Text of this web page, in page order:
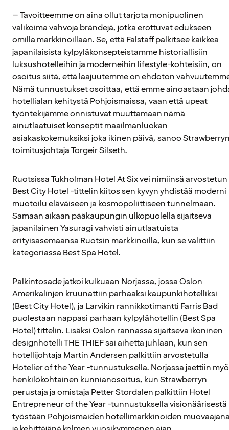
– Tavoitteemme on aina ollut tarjota monipuolinen
valikoima vahvoja brändejä, jotka erottuvat edukseen
omilla markkinoillaan. Se, että Falstaff palkitsee kaikkea
japanilaisista kylpyläkonsepteistamme historiallisiin
luksushotelleihin ja moderneihin lifestyle-kohteisiin, on
osoitus siitä, että laajuutemme on ehdoton
Nämä tunnustukset osoittaa, että emme ainoastaan
hotellialan kehitystä Pohjoismaissa, vaan että upeat
työntekijämme onnistuvat muuttamaan nämä
ainutlaatuiset konseptit maailmanluokan
asiakaskokemuksiksi joka ikinen päivä, sanoo
toimitusjohtaja Torgeir Silseth.
Ruotsissa Tukholman Hotel At Six vei nimiinsä arvostetun
Best City Hotel -tittelin kiitos sen kyvyn yhdistää moderni
muotoilu eläväiseen ja kosmopoliittiseen tunnelmaan.
Samaan aikaan pääkaupungin ulkopuolella sijaitseva
japanilainen Yasuragi vahvisti ainutlaatuista
erityisasemaansa Ruotsin markkinoilla, kun se valittiin
kategoriassa Best Spa Hotel.
Palkintosade jatkoi kulkuaan Norjassa, jossa Oslon
Amerikalinjen kruunattiin parhaaksi kaupunkihotelliksi
(Best City Hotel), ja Larvikin rannikkotimantti Farris Bad
puolestaan nappasi parhaan kylpylähotellin (Best Spa
Hotel) tittelin. Lisäksi Oslon rannassa sijaitseva ikoninen
designhotelli THE THIEF sai aihetta juhlaan, kun sen
hotellijohtaja Martin Andersen palkittiin arvostetulla
Hotelier of the Year -tunnustuksella. Norjassa jaettiin
henkilökohtainen kunnianosoitus, kun Strawberryn
perustaja ja omistaja Petter Stordalen palkittiin Hotel
Entrepreneur of the Year -tunnustuksella visionäärisestä
työstään Pohjoismaiden hotellimarkkinoiden